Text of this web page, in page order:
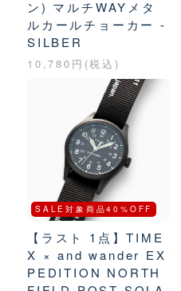
ン) マルチWAYメタ
ルカールチョーカー -
SILBER
10,780円(税込)
SALE対象商品40%OFF
【ラスト 1点】TIME
X × and wander EX
PEDITION NORTH